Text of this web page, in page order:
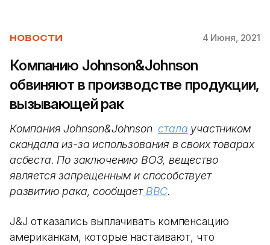
НОВОСТИ 4 Июня, 2021
Компанию Johnson&Johnson
обвиняют в производстве продукции,
вызывающей рак
Компания Johnson&Johnsonстала участником
скандала из-за использования в своих товарах
асбеста. По заключению ВОЗ, вещество
является запрещенным и способствует
развитию рака, сообщаетBBC.
J&J отказались выплачивать компенсацию
американкам, которые настаивают, что